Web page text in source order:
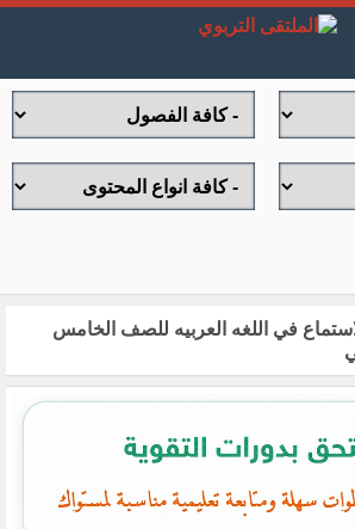
في اللغه العربيه للصف الخامس